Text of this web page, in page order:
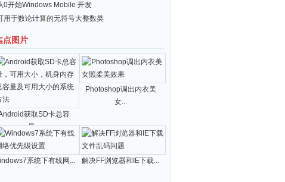
0开始Windows Mobile 开发
用于数论计算的无符号大整数类
点图片
获取SD卡总容
量...
Photoshop调出内衣美
女...
系统下有线网... 解决FF浏览器和IE下载...